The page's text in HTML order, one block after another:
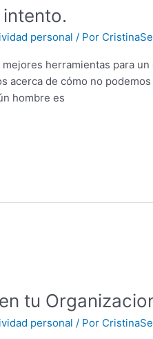
personal / Por
herramientas para
acerca de cómo no
hombre es
tu
personal / Por